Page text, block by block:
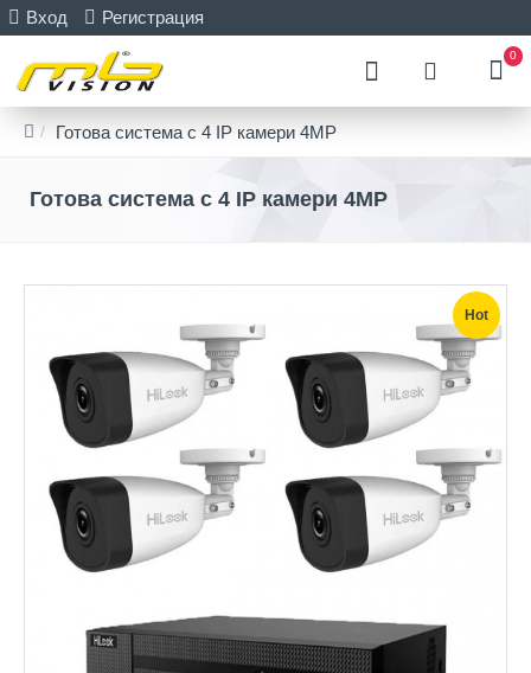
Вход Регистрация
0
Готова система с 4 IP камери 4MP
Готова система с 4 IP камери 4MP
Hot